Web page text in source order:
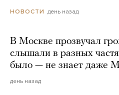
НОВОСТИ день назад
В Москве прозвучал
слышали в разных
было — не знает даже
день назад